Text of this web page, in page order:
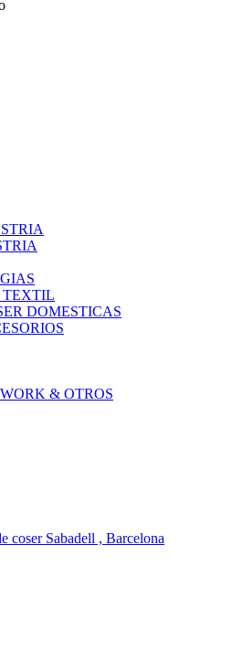
TEXTIL
DOMESTICAS
& OTROS
coser Sabadell , Barcelona